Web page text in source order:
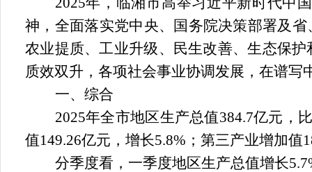
神，全面落实党中央、国务院决策部署及
农业提质、工业升级、民生改善、生态保
质效双升，各项社会事业协调发展，在谱
一、综合
2025年全市地区生产总值384.7亿元，
值149.26亿元，增长5.8% ；第三产业增加值
分季度看，一季度地区生产总值增长